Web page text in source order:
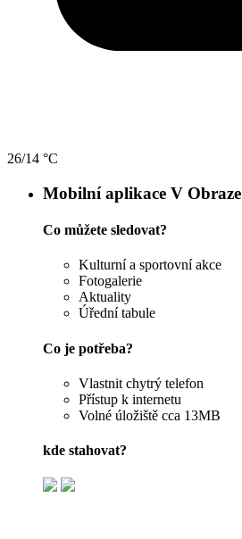
26/14 °C
Mobilní aplikace V Obraze
Co můžete sledovat?
Kulturní a sportovní akce
Fotogalerie
Aktuality
Úřední tabule
Co je potřeba?
Vlastnit chytrý telefon
Přístup k internetu
Volné úložiště cca 13MB
kde stahovat?